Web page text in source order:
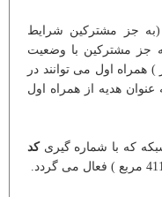
جز مشترکین شرایط
جز مشترکین با وضعیت
اول می توانند در
هدیه از همراه اول
که با شماره گیری کد